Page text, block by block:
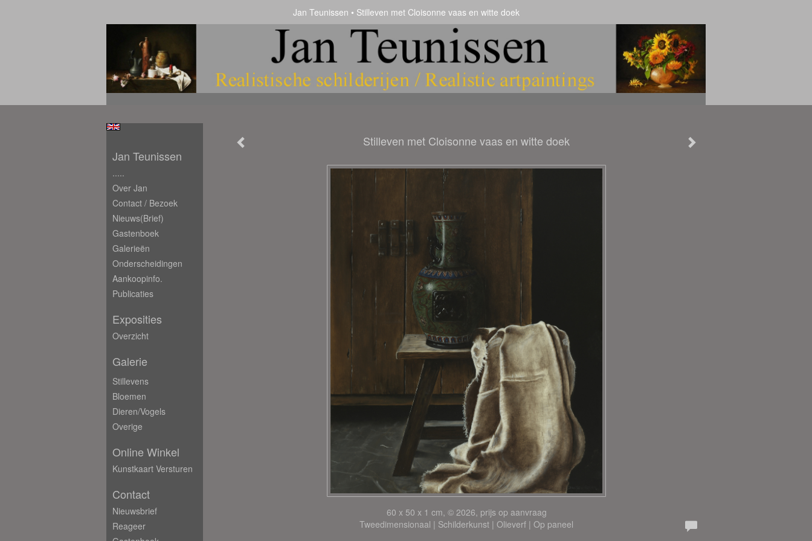
Jan Teunissen Stilleven met Cloisonne vaas en witte doek
Stilleven met Cloisonne vaas en witte doek
60 x 50 x 1 cm, © 2026, prijs op aanvraag
Tweedimensionaal | Schilderkunst | Olieverf | Op paneel
Jan Teunissen
.....
Over Jan
Contact / Bezoek
Nieuws(brief)
Gastenboek
Galerieën
Onderscheidingen
Aankoopinfo.
Publicaties
Exposities
Overzicht
Galerie
Stillevens
Bloemen
Dieren/Vogels
Overige
Online Winkel
Kunstkaart Versturen
Contact
Nieuwsbrief
Reageer